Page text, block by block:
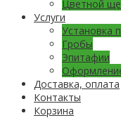
Цветной
Услуги
Установка
Гробы
Эпитафии
Доставка, оплата
Контакты
Корзина